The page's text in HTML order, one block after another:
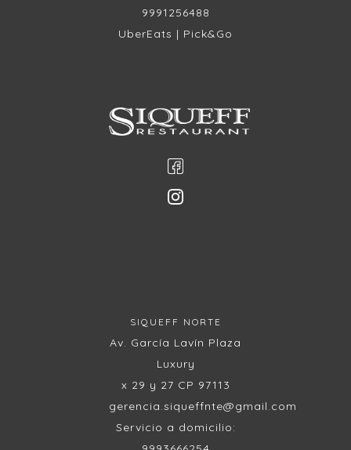
9991256488
UberEats | Pick&Go
SIQUEFF NORTE
Av. García Lavín Plaza
Luxury
x 29 y 27 CP 97113
gerencia.siqueffnte@gmail.com
Servicio a domicilio: